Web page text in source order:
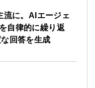
に。AIエージェ
自律的に繰り返
回答を生成